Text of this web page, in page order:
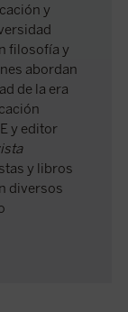
y
filosofía y
abordan
de la era
y editor
y libros
diversos